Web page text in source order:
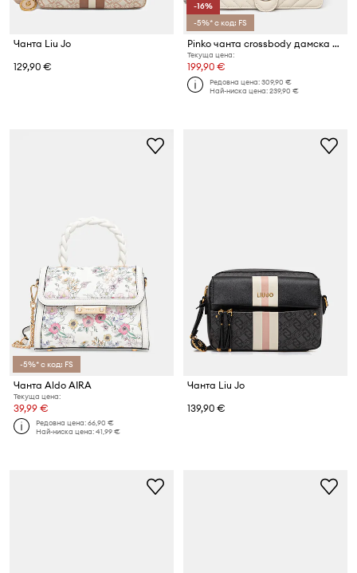
Чанта Liu Jo
129,90 €
-16%
-5%* с код: FS
Pinko чанта crossbody дамска от кожа
Текуща цена:
199,90 €
Редовна цена:309,90 €
Най-ниска цена:239,90 €
-5%* с код: FS
Чанта Aldo AIRA
Текуща цена:
39,99 €
Редовна цена:66,90 €
Най-ниска цена:41,99 €
Чанта Liu Jo
139,90 €